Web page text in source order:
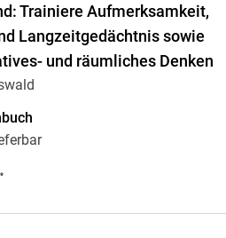
Trainiere Aufmerksamkeit,
Langzeitgedächtnis sowie
und räumliches Denken
*